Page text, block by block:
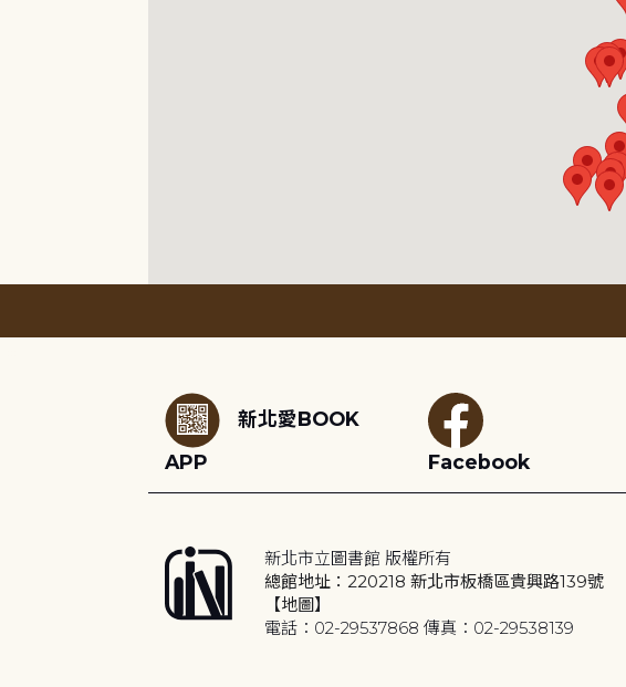
新北愛BOOK
APP
Facebook
新北市立圖書館 版權所有
總館地址：220218 新北市板橋區貴興路139號
【地圖】
電話：02-29537868 傳真：02-29538139